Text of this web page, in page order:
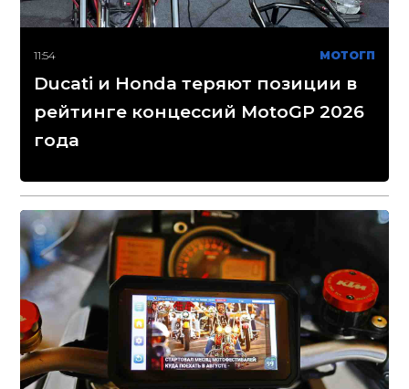
11:54 МОТОГП
Ducati и Honda теряют позиции в
рейтинге концессий MotoGP 2026
года